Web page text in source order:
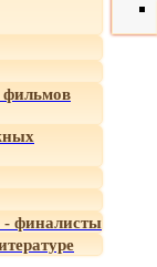
- финалисты